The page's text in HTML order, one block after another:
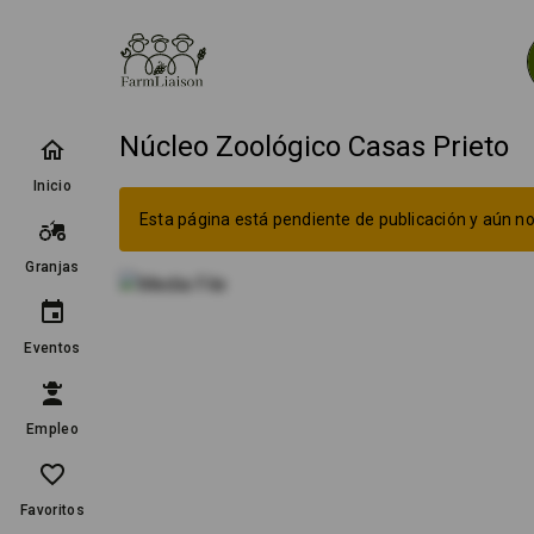
Inicio
Granjas
Eventos
Empleo
Favoritos
Núcleo Zoológico Casas Prieto
Esta página está pendiente de publicación y aún